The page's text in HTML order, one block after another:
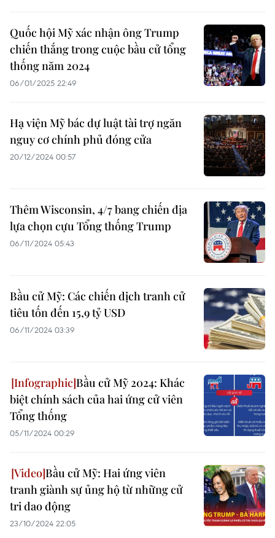
Quốc hội Mỹ xác nhận ông Trump
chiến thắng trong cuộc bầu cử tổng
thống năm 2024
06/01/2025 22:49
Hạ viện Mỹ bác dự luật tài trợ ngăn
nguy cơ chính phủ đóng cửa
20/12/2024 00:57
Thêm Wisconsin, 4/7 bang chiến địa
lựa chọn cựu Tổng thống Trump
06/11/2024 05:43
Bầu cử Mỹ: Các chiến dịch tranh cử
tiêu tốn đến 15,9 tỷ USD
06/11/2024 03:39
Bầu cử Mỹ 2024: Khác
biệt chính sách của hai ứng cử viên
Tổng thống
05/11/2024 00:29
Bầu cử Mỹ: Hai ứng viên
tranh giành sự ủng hộ từ những cử
tri dao động
23/10/2024 22:05